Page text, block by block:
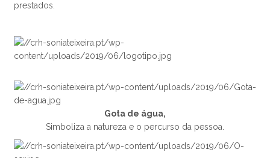
prestados.
Gota de água,
Simboliza a natureza e o percurso da pessoa.